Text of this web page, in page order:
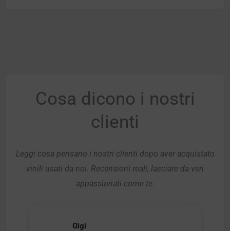
Cosa dicono i nostri
clienti
Leggi cosa pensano i nostri clienti dopo aver acquistato
vinili usati da noi. Recensioni reali, lasciate da veri
appassionati come te.
Gigi